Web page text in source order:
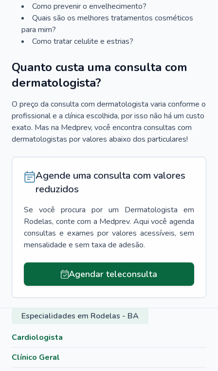
Como prevenir o envelhecimento?
Quais são os melhores tratamentos cosméticos
para mim?
Como tratar celulite e estrias?
Quanto custa uma consulta com
dermatologista?
O preço da consulta com dermatologista varia conforme o
profissional e a clínica escolhida, por isso não há um custo
exato. Mas na Medprev, você encontra consultas com
dermatologistas por valores abaixo dos particulares!
Agende uma consulta com valores
reduzidos
Se você procura por um Dermatologista em
Rodelas, conte com a Medprev. Aqui você agenda
consultas e exames por valores acessíveis, sem
mensalidade e sem taxa de adesão.
Agendar teleconsulta
Especialidades em Rodelas - BA
Cardiologista
Clínico Geral